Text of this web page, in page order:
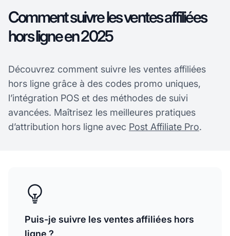
Comment suivre les ventes affiliées
hors ligne en 2025
Découvrez comment suivre les ventes affiliées
hors ligne grâce à des codes promo uniques,
l’intégration POS et des méthodes de suivi
avancées. Maîtrisez les meilleures pratiques
d’attribution hors ligne avec Post Affiliate Pro.
Puis-je suivre les ventes affiliées hors
ligne ?